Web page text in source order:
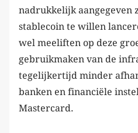
nadrukkelijk aangegeven
stablecoin te willen
wel meeliften op deze
gebruikmaken van de
tegelijkertijd minder
banken en financiële
Mastercard.